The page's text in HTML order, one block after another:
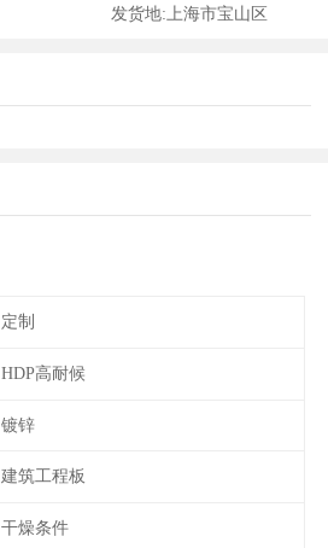
发货地: 上海市宝山区
定制
HDP高耐候
镀锌
建筑工程板
干燥条件